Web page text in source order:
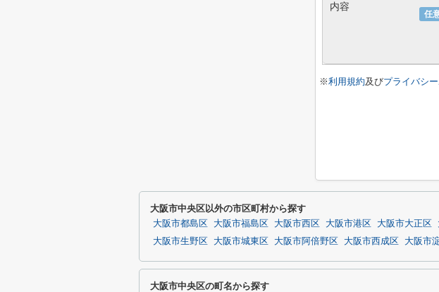
任
内容
※利用規約及びプライバシ
大阪市中央区以外の市区町村から探す
大阪市都島区 大阪市福島区 大阪市西区 大阪市港区 大阪市大正区
大阪市生野区
大阪市城東区 大阪市阿倍野区 大阪市西成区 大阪市
大阪市中央区の町名から探す